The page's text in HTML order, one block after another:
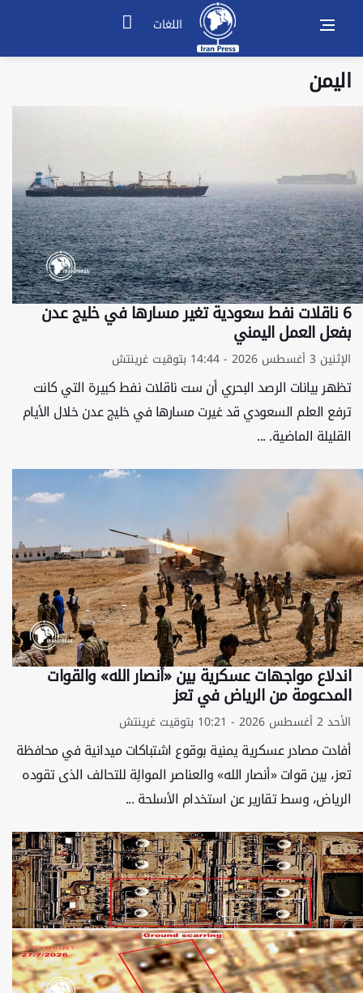
اللغات
اليمن
6 ناقلات نفط سعودية تغير مسارها في خليج عدن
بفعل العمل اليمني
الإثنين 3 أغسطس 2026 - 14:44 بتوقيت غرينتش
تظهر بيانات الرصد البحري أن ست ناقلات نفط كبيرة التي كانت
ترفع العلم السعودي قد غيرت مسارها في خليج عدن خلال الأيام
القليلة الماضية. ...
اندلاع مواجهات عسکریة بین «أنصار الله» والقوات
المدعومة من الریاض في تعز
الأحد 2 أغسطس 2026 - 10:21 بتوقيت غرينتش
أفادت مصادر عسکریة یمنیة بوقوع اشتباکات میدانیة في محافظة
تعز، بین قوات «أنصار الله» والعناصر الموالِة للتحالف الذی تقوده
الریاض، وسط تقاریر عن استخدام الأسلحة ...